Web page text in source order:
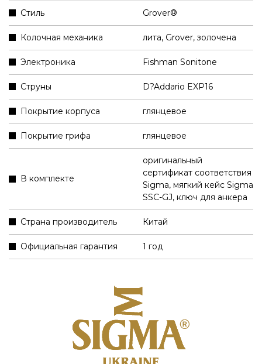
Стиль Grover®
Колочная механика лита, Grover, золочена
Электроника Fishman Sonitone
Струны D?Addario EXP16
Покрытие корпуса глянцевое
Покрытие грифа глянцевое
В комплекте
оригинальный
сертификат соответствия
Sigma, мягкий кейс Sigma
SSC-GJ, ключ для анкера
Страна производитель Китай
Официальная гарантия 1 год